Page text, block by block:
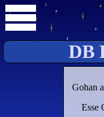
DB
Gohan
Esse